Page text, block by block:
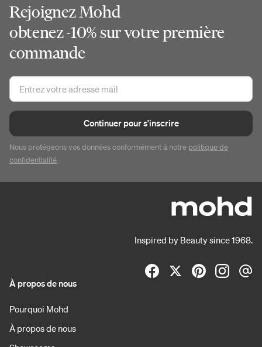
Rejoignez Mohd
obtenez -10% sur votre première
commande
Continuer pour s'inscrire
Nous protégeons vos données conformément à notre politique de
confidentialité.
Inspired by Beauty since 1968.
À propos de nous
Pourquoi Mohd
À propos de nous